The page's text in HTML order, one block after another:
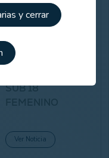
necesarias y cerrar
NORBA GOLF
ACOGE LA
DEL
CAMPEONATO
SUB 18
Ver Noticia